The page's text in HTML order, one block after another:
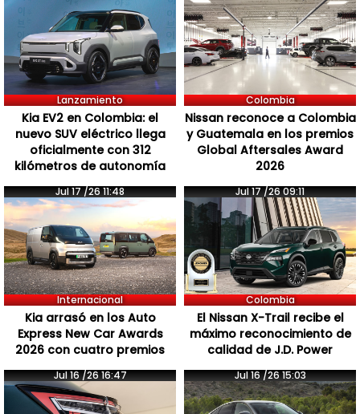
Lanzamiento
Kia EV2 en Colombia: el
nuevo SUV eléctrico llega
oficialmente con 312
kilómetros de autonomía
Colombia
Nissan reconoce a Colombia
y Guatemala en los premios
Global Aftersales Award
2026
Jul 17 /26 11:48
Internacional
Kia arrasó en los Auto
Express New Car Awards
2026 con cuatro premios
Jul 17 /26 09:11
Colombia
El Nissan X-Trail recibe el
máximo reconocimiento de
calidad de J.D. Power
Jul 16 /26 16:47 Jul 16 /26 15:03